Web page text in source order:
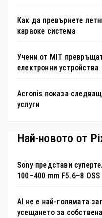
Как да превърнете
караоке система
Учени от MIT
електронни устройства
Acronis показа
услуги
Най-новото от
Sony представи
100–400 mm F5.6–8 OSS
AI не е най-голямата
усещането за